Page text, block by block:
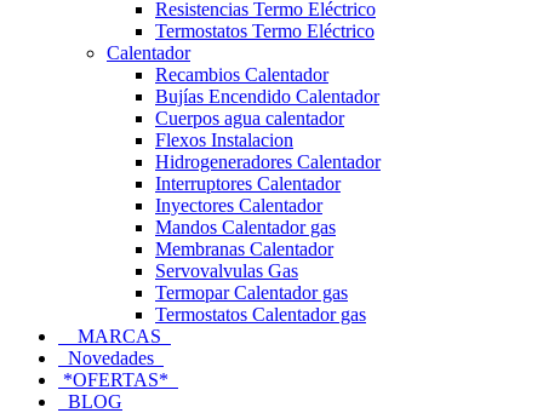
Resistencias Termo Eléctrico
Termostatos Termo Eléctrico
Calentador
Recambios Calentador
Bujías Encendido Calentador
Cuerpos agua calentador
Flexos Instalacion
Hidrogeneradores Calentador
Interruptores Calentador
Inyectores Calentador
Mandos Calentador gas
Membranas Calentador
Servovalvulas Gas
Termopar Calentador gas
Termostatos Calentador gas
MARCAS
Novedades
*OFERTAS*
BLOG